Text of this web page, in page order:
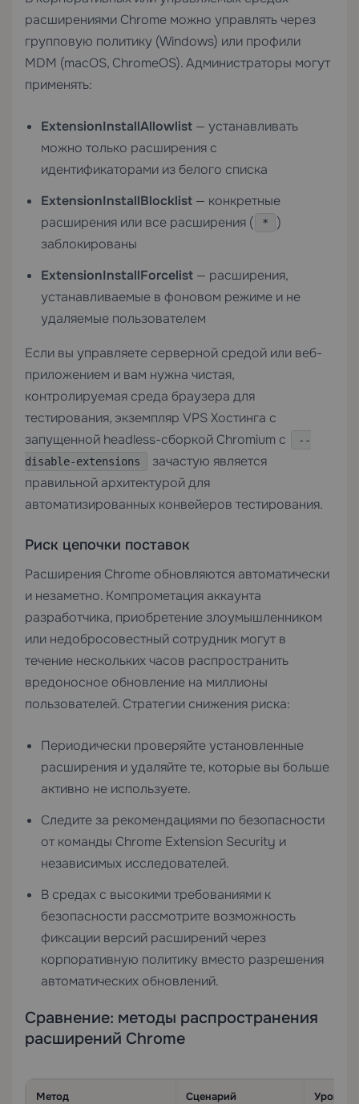
расширениями Chrome можно управлять через
групповую политику (Windows) или профили
MDM (macOS, ChromeOS). Администраторы могут
применять:
ExtensionInstallAllowlist — устанавливать
можно только расширения с
идентификаторами из белого списка
ExtensionInstallBlocklist — конкретные
расширения или все расширения (
*
)
заблокированы
ExtensionInstallForcelist — расширения,
устанавливаемые в фоновом режиме и не
удаляемые пользователем
Если вы управляете серверной средой или веб-
приложением и вам нужна чистая,
контролируемая среда браузера для
тестирования, экземпляр VPS Хостинга с
запущенной headless-сборкой Chromium с
--
disable-extensions
зачастую является
правильной архитектурой для
автоматизированных конвейеров тестирования.
Риск цепочки поставок
Расширения Chrome обновляются автоматически
и незаметно. Компрометация аккаунта
разработчика, приобретение злоумышленником
или недобросовестный сотрудник могут в
течение нескольких часов распространить
вредоносное обновление на миллионы
пользователей. Стратегии снижения риска:
Периодически проверяйте установленные
расширения и удаляйте те, которые вы больше
активно не используете.
Следите за рекомендациями по безопасности
от команды Chrome Extension Security и
независимых исследователей.
В средах с высокими требованиями к
безопасности рассмотрите возможность
фиксации версий расширений через
корпоративную политику вместо разрешения
автоматических обновлений.
Сравнение: методы распространения
расширений Chrome
Метод
Сценарий
Уровень